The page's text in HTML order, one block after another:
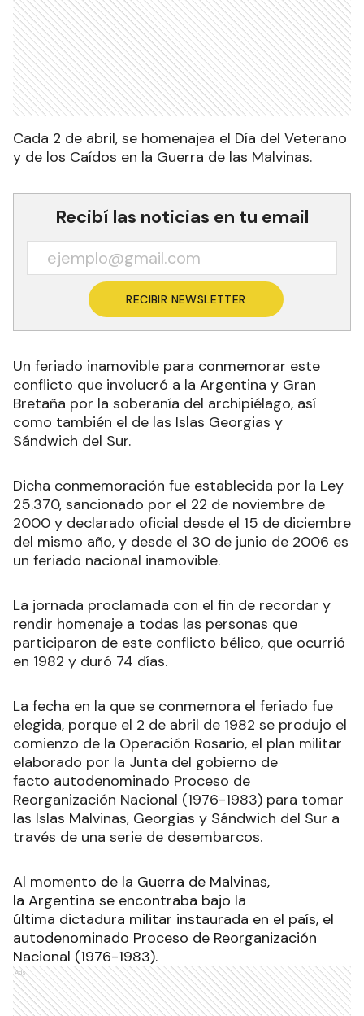
Cada 2 de abril, se homenajea el Día del Veterano
y de los Caídos en la Guerra de las Malvinas.
Recibí las noticias en tu email
RECIBIR NEWSLETTER
Un feriado inamovible para conmemorar este
conflicto que involucró a la Argentina y Gran
Bretaña por la soberanía del archipiélago, así
como también el de las Islas Georgias y
Sándwich del Sur.
Dicha conmemoración fue establecida por la Ley
25.370, sancionado por el 22 de noviembre de
2000 y declarado oficial desde el 15 de diciembre
del mismo año, y desde el 30 de junio de 2006 es
un feriado nacional inamovible.
La jornada proclamada con el fin de recordar y
rendir homenaje a todas las personas que
participaron de este conflicto bélico, que ocurrió
en 1982 y duró 74 días.
La fecha en la que se conmemora el feriado fue
elegida, porque el 2 de abril de 1982 se produjo el
comienzo de la Operación Rosario, el plan militar
elaborado por la Junta del gobierno de
facto autodenominado Proceso de
Reorganización Nacional (1976-1983) para tomar
las Islas Malvinas, Georgias y Sándwich del Sur a
través de una serie de desembarcos.
Al momento de la Guerra de Malvinas,
la Argentina se encontraba bajo la
última dictadura militar instaurada en el país, el
autodenominado Proceso de Reorganización
Nacional (1976-1983).
Ads